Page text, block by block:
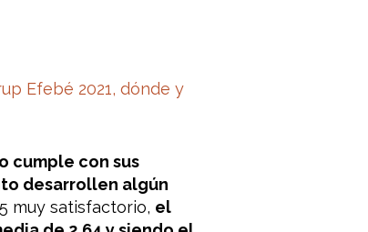
Efebé 2021, dónde y
cumple con sus
desarrollen algún
muy satisfactorio, el